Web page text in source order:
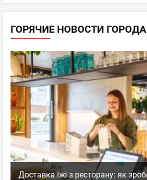
Команда молодих, але дуже
людей
Відчувається драйв і креатив, з ними
працювати. Водночас усе суперчітко
дедлайни, звіти. Тізер — ви прям топчик!
TEASER , Рекламное агентство
facebook twitter
ГОРЯЧИЕ НОВОСТИ ГОРОДА
Доставка їжі з ресторану: як